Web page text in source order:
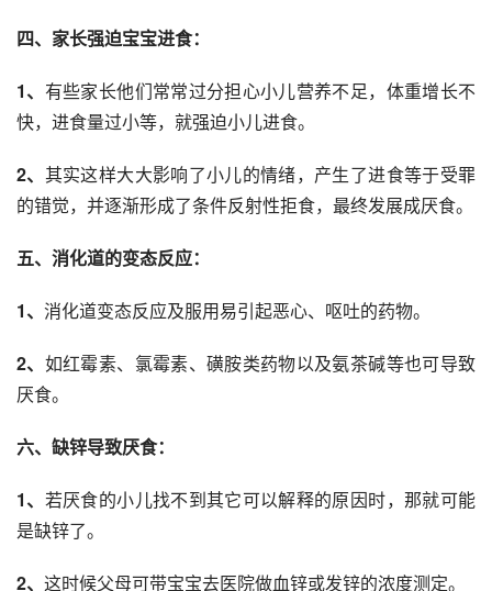
四、家长强迫宝宝进食：
1、 有些家长他们常常过分担心小儿营养不足，体重增长不
快，进食量过小等，就强迫小儿进食。
2、 其实这样大大影响了小儿的情绪，产生了进食等于受罪
的错觉，并逐渐形成了条件反射性拒食，最终发展成厌食。
五、消化道的变态反应：
1、 消化道变态反应及服用易引起恶心、呕吐的药物。
2、 如红霉素、氯霉素、磺胺类药物以及氨茶碱等也可导致
厌食。
六、缺锌导致厌食：
1、 若厌食的小儿找不到其它可以解释的原因时，那就可能
是缺锌了。
2、 这时候父母可带宝宝去医院做血锌或发锌的浓度测定。